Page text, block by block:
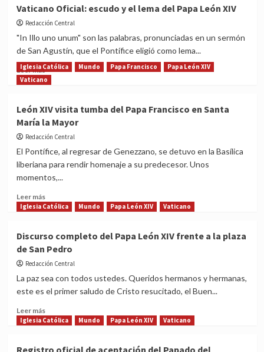
pontificado
León
XIV
responde
cuándo
viajará
a
Chiclayo
Vaticano Oficial: escudo y el lema del Papa León XIV
Redacción Central
"In Illo uno unum" son las palabras, pronunciadas en un sermón
de San Agustín, que el Pontífice eligió como lema...
Leer másRead
more
Oficial:
escudo
y
el
lema
del
Papa
XIV
Iglesia Católica Mundo Papa Francisco
Papa León XIV
Vaticano
León XIV visita tumba del Papa Francisco en Santa
María la Mayor
Redacción Central
El Pontífice, al regresar de Genezzano, se detuvo en la Basílica
liberiana para rendir homenaje a su predecesor. Unos
momentos,...
Leer másRead
more
XIV
visita
tumba
Francisco
Santa
Iglesia Católica Mundo Papa León XIV Vaticano
Discurso completo del Papa León XIV frente a la plaza
de San Pedro
Redacción Central
La paz sea con todos ustedes. Queridos hermanos y hermanas,
este es el primer saludo de Cristo resucitado, el Buen...
Leer másRead
more
Iglesia Católica Mundo Papa León XIV Vaticano